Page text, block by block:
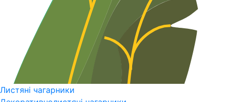
Листяні чагарники